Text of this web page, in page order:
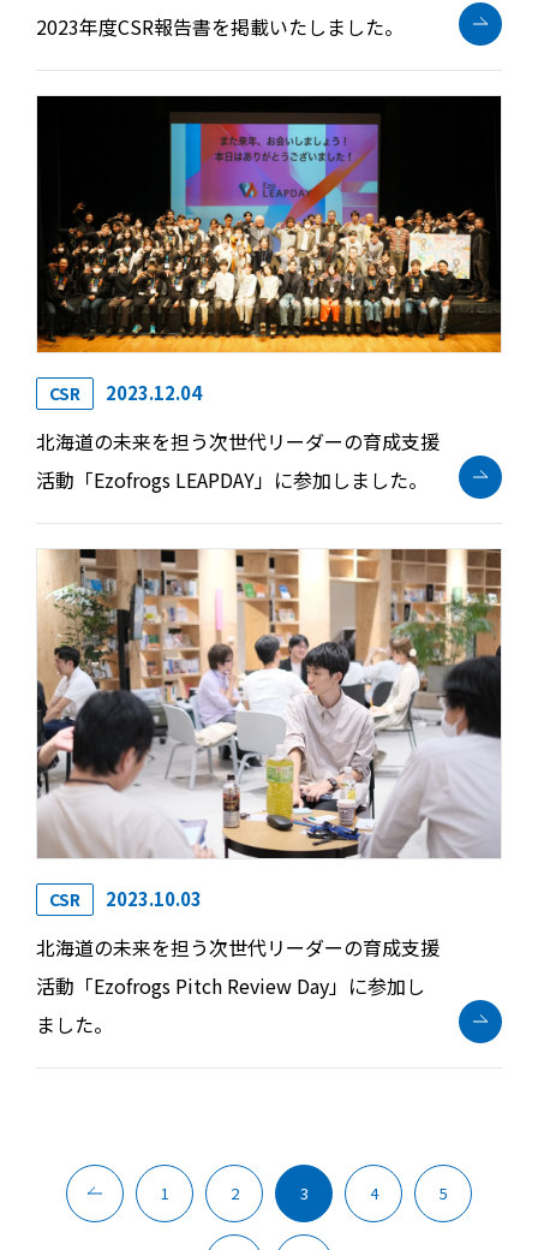
2023年度CSR報告書を掲載いたしました。
CSR 2023.12.04
北海道の未来を担う次世代リーダーの育成支援
活動「Ezofrogs LEAPDAY」に参加しました。
CSR 2023.10.03
北海道の未来を担う次世代リーダーの育成支援
活動「Ezofrogs Pitch Review Day」に参加し
ました。
1 2 3 4 5